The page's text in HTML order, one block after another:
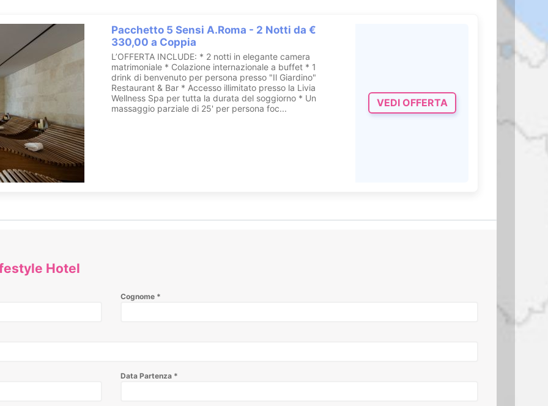
Pacchetto 5 Sensi A.Roma - 2 Notti da €
330,00 a Coppia
L’OFFERTA INCLUDE: * 2 notti in elegante camera
matrimoniale * Colazione internazionale a buffet * 1
drink di benvenuto per persona presso "Il Giardino"
Restaurant & Bar * Accesso illimitato presso la Livia
Wellness Spa per tutta la durata del soggiorno * Un
massaggio parziale di 25' per persona foc...
VEDI OFFERTA
Hotel
Cognome *
Data Partenza *